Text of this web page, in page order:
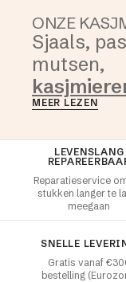
ONZE
Sjaals,
mutsen,
nog veel
u
elk model
MEER LEZEN
LEVENSLANG
Reparatieservice
stukken langer te
meegaan
SNELLE
Gratis vanaf
bestelling